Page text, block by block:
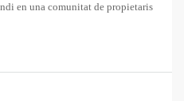
en una comunitat de propietaris